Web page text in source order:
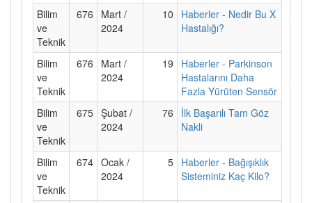
Bilim
ve
Teknik
676
Mart /
2024
10
Haberler - Nedir Bu X
Hastalığı?
Bilim
ve
Teknik
676
Mart /
2024
19
Haberler - Parkinson
Hastalarını Daha
Fazla Yürüten Sensör
Bilim
ve
Teknik
675 Şubat /
2024
76
İlk Başarılı Tam Göz
Nakli
Bilim
ve
Teknik
674 Ocak /
2024
5 Haberler - Bağışıklık
Sisteminiz Kaç Kilo?